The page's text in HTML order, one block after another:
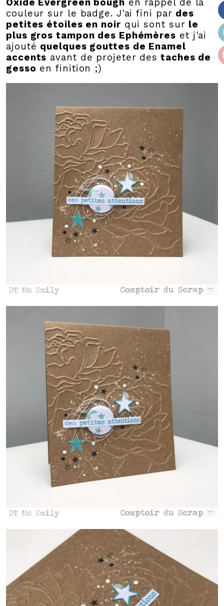
Oxide Evergreen bough en rappel de la
couleur sur le badge. J'ai fini par des
petites étoiles en noir qui sont sur le
plus gros tampon des Ephémères et j'ai
ajouté quelques gouttes de Enamel
accents avant de projeter des taches de
gesso en finition ;)